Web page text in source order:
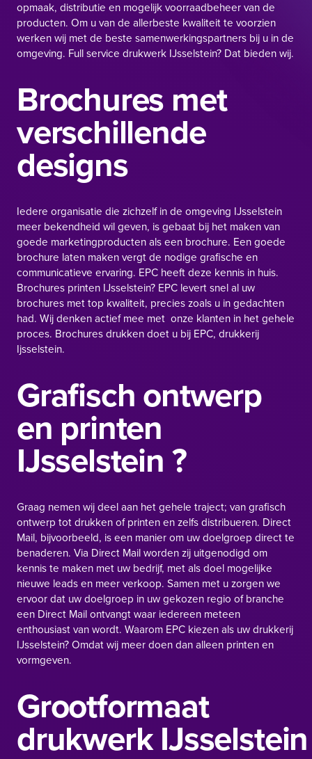
opmaak, distributie en mogelijk voorraadbeheer van de
producten. Om u van de allerbeste kwaliteit te voorzien
werken wij met de beste samenwerkingspartners bij u in de
omgeving. Full service drukwerk IJsselstein? Dat bieden wij.
Brochures met
verschillende
designs
Iedere organisatie die zichzelf in de omgeving IJsselstein
meer bekendheid wil geven, is gebaat bij het maken van
goede marketingproducten als een brochure. Een goede
brochure laten maken vergt de nodige grafische en
communicatieve ervaring. EPC heeft deze kennis in huis.
Brochures printen IJsselstein? EPC levert snel al uw
brochures met top kwaliteit, precies zoals u in gedachten
had. Wij denken actief mee met onze klanten in het gehele
proces. Brochures drukken doet u bij EPC, drukkerij
Ijsselstein.
Grafisch ontwerp
en printen
IJsselstein ?
Graag nemen wij deel aan het gehele traject; van grafisch
ontwerp tot drukken of printen en zelfs distribueren. Direct
Mail, bijvoorbeeld, is een manier om uw doelgroep direct te
benaderen. Via Direct Mail worden zij uitgenodigd om
kennis te maken met uw bedrijf, met als doel mogelijke
nieuwe leads en meer verkoop. Samen met u zorgen we
ervoor dat uw doelgroep in uw gekozen regio of branche
een Direct Mail ontvangt waar iedereen meteen
enthousiast van wordt. Waarom EPC kiezen als uw drukkerij
IJsselstein? Omdat wij meer doen dan alleen printen en
vormgeven.
Grootformaat
drukwerk IJsselstein